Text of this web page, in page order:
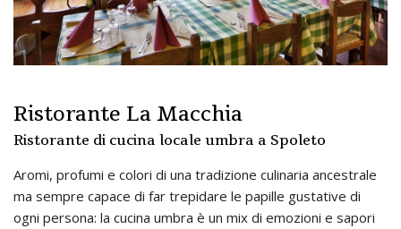
Ristorante La Macchia
Ristorante di cucina locale umbra a Spoleto
Aromi, profumi e colori di una tradizione culinaria ancestrale
ma sempre capace di far trepidare le papille gustative di
ogni persona: la cucina umbra è un mix di emozioni e sapori